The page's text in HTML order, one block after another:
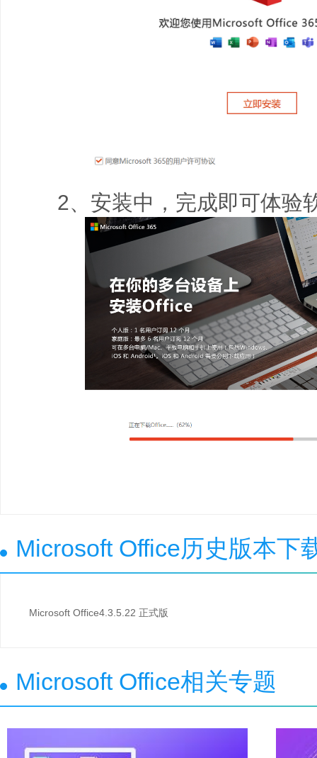
2、安装中，完成即可体验
Microsoft Office历史版本下
Microsoft Office4.3.5.22 正式版
Microsoft Office相关专题